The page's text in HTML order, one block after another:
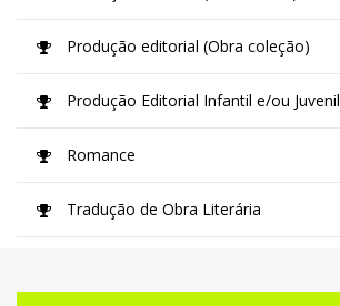
Produção editorial (Obra coleção)
Produção Editorial Infantil e/ou Juvenil
Romance
Tradução de Obra Literária